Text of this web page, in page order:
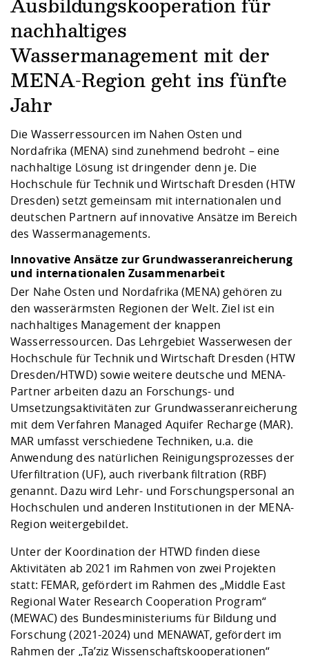
Checkliste zum
Digitales Lernen
Fremdsprachen
Jobs, Praktika,
Lebenslagen
Angebote der
Arbeit
Career Service
Lehren,
Weiterbilden im
Internationale
Gründung und
Förderverein
Informatik/
Landbau/
Angebote für Unternehmen
Kontakt und Anfahrt
Qualitätssicherung
Ausbildungskooperation für
nachhaltiges
Wassermanagement mit der
MENA-Region geht ins fünfte
Jahr
Die Wasserressourcen im Nahen Osten und
Nordafrika (MENA) sind zunehmend bedroht – eine
nachhaltige Lösung ist dringender denn je. Die
Hochschule für Technik und Wirtschaft Dresden (HTW
Dresden) setzt gemeinsam mit internationalen und
deutschen Partnern auf innovative Ansätze im Bereich
des Wassermanagements.
Innovative Ansätze zur Grundwasseranreicherung
und internationalen Zusammenarbeit
Der Nahe Osten und Nordafrika (MENA) gehören zu
den wasserärmsten Regionen der Welt. Ziel ist ein
nachhaltiges Management der knappen
Wasserressourcen. Das Lehrgebiet Wasserwesen der
Hochschule für Technik und Wirtschaft Dresden (HTW
Dresden/HTWD) sowie weitere deutsche und MENA-
Partner arbeiten dazu an Forschungs- und
Umsetzungsaktivitäten zur Grundwasseranreicherung
mit dem Verfahren Managed Aquifer Recharge (MAR).
MAR umfasst verschiedene Techniken, u.a. die
Anwendung des natürlichen Reinigungsprozesses der
Uferfiltration (UF), auch riverbank filtration (RBF)
genannt. Dazu wird Lehr- und Forschungspersonal an
Hochschulen und anderen Institutionen in der MENA-
Region weitergebildet.
Unter der Koordination der HTWD finden diese
Aktivitäten ab 2021 im Rahmen von zwei Projekten
statt: FEMAR, gefördert im Rahmen des „Middle East
Regional Water Research Cooperation Program“
(MEWAC) des Bundesministeriums für Bildung und
Forschung (2021-2024) und MENAWAT, gefördert im
Rahmen der „Ta’ziz Wissenschaftskooperationen“